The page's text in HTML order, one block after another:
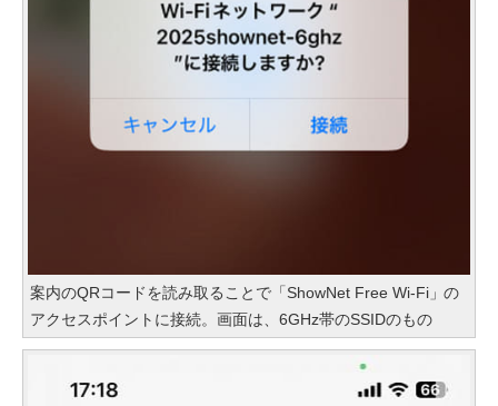
案内のQRコードを読み取ることで「ShowNet Free Wi-Fi」の
アクセスポイントに接続。画面は、6GHz帯のSSIDのもの